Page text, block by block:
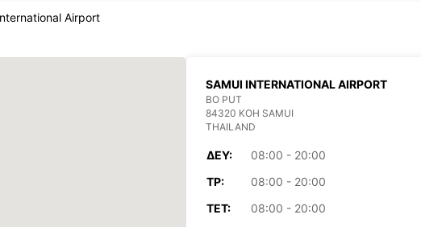
Airport
SAMUI INTERNATIONAL AIRPORT
BO PUT
84320 KOH SAMUI
THAILAND
ΔΕΥ:
08:00 - 20:00
ΤΡ:
08:00 - 20:00
ΤΕΤ:
08:00 - 20:00